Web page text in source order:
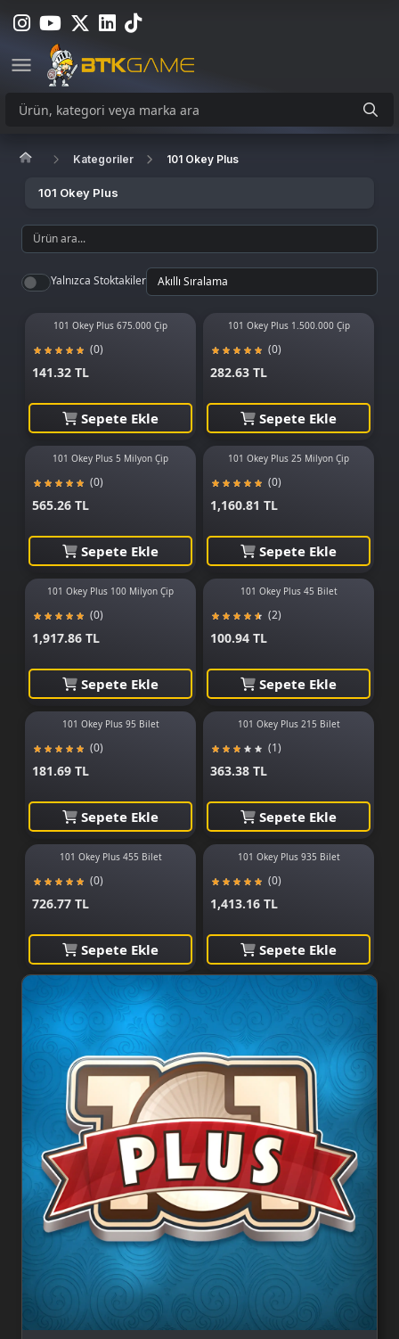
Kategoriler 101 Okey Plus
101 Okey Plus
Yalnızca Stoktakiler
101 Okey Plus 675.000 Çip
(0)
141.32 TL
Sepete Ekle
101 Okey Plus 1.500.000 Çip
(0)
282.63 TL
Sepete Ekle
101 Okey Plus 5 Milyon Çip
(0)
565.26 TL
Sepete Ekle
101 Okey Plus 25 Milyon Çip
(0)
1,160.81 TL
Sepete Ekle
101 Okey Plus 100 Milyon Çip
(0)
1,917.86 TL
Sepete Ekle
101 Okey Plus 45 Bilet
(2)
100.94 TL
Sepete Ekle
101 Okey Plus 95 Bilet
(0)
181.69 TL
Sepete Ekle
101 Okey Plus 215 Bilet
(1)
363.38 TL
Sepete Ekle
101 Okey Plus 455 Bilet
(0)
726.77 TL
Sepete Ekle
101 Okey Plus 935 Bilet
(0)
1,413.16 TL
Sepete Ekle